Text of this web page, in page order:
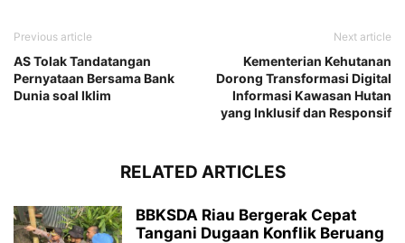
Previous article
AS Tolak Tandatangan
Pernyataan Bersama Bank
Dunia soal Iklim
Next article
Kementerian Kehutanan
Dorong Transformasi Digital
Informasi Kawasan Hutan
yang Inklusif dan Responsif
RELATED ARTICLES
BBKSDA Riau Bergerak Cepat
Tangani Dugaan Konflik Beruang